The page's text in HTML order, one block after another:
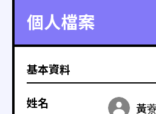
個人檔案
基本資料
姓名 黃